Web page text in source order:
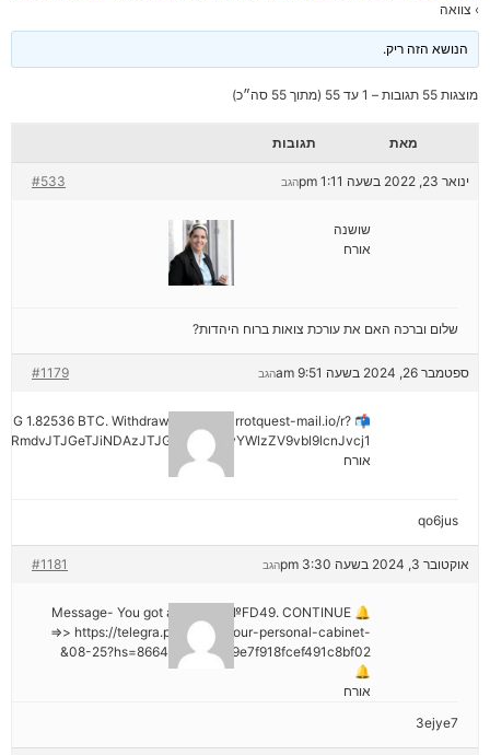
› צוואה
הנושא הזה ריק.
מוצגות 55 תגובות – 1 עד 55 (מתוך 55 סה״כ)
מאת תגובות
ינואר 23, 2022 בשעה 1:11 pm #533 הגב
שושנה
אורח
שלום וברכה האם את עורכת צואות ברוח היהדות?
ספטמבר 26, 2024 בשעה 9:51 am #1179 הגב
1.82536 BTC. Withdraw =>> out.carrotquest-mail.io/r?
אורח
qo6jus
אוקטובר 3, 2024 בשעה 3:30 pm #1181 הגב
🔔 Message- You got a transfer №FD49. CONTINUE
=>> https://telegra.ph/Go-to-your-personal-cabinet-
08-25?hs=8664c520642b9e7f918fcef491c8bf02&
🔔
אורח
3ejye7